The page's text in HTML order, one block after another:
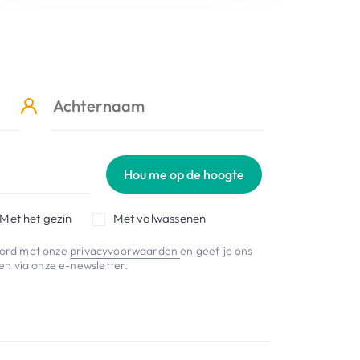
Hou me op de hoogte
Met het gezin Met volwassenen
met onze privacyvoorwaardenen geef je ons
via onze e-newsletter.